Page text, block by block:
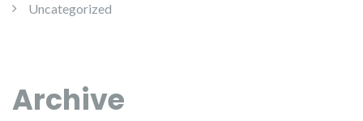
Uncategorized
Archive